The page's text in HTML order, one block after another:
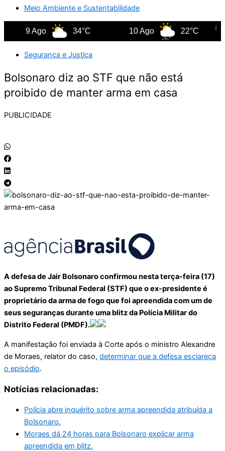
Meio Ambiente e Sustentabilidade
9 Ago 34°C 10 Ago 22°C
Segurança e Justiça
Bolsonaro diz ao STF que não está
proibido de manter arma em casa
PUBLICIDADE
A defesa de Jair Bolsonaro confirmou nesta terça-feira (17)
ao Supremo Tribunal Federal (STF) que o ex-presidente é
proprietário da arma de fogo que foi apreendida com um de
seus seguranças durante uma blitz da Polícia Militar do
Distrito Federal (PMDF).
A manifestação foi enviada à Corte após o ministro Alexandre
de Moraes, relator do caso, determinar que a defesa esclareça
o episódio.
Notícias relacionadas:
Polícia abre inquérito sobre arma apreendida atribuída a
Bolsonaro.
Moraes dá 24 horas para Bolsonaro explicar arma
apreendida em blitz.